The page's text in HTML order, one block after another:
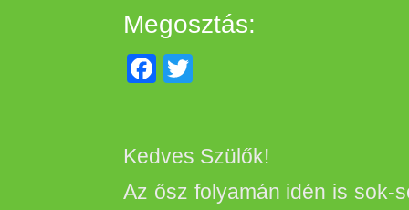
Megosztás:
Facebook
Kedves Szülők!
Az ősz folyamán idén is sok-